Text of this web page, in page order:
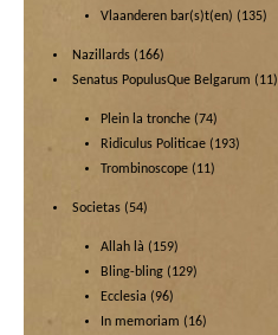
Vlaanderen bar(s)t(en) (135)
Nazillards (166)
Senatus PopulusQue Belgarum (11)
Plein la tronche (74)
Ridiculus Politicae (193)
Trombinoscope (11)
Societas (54)
Allah là (159)
Bling-bling (129)
Ecclesia (96)
In memoriam (16)